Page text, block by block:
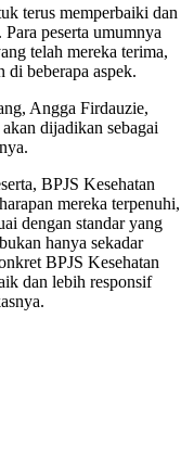
terus memperbaiki dan
peserta umumnya
telah mereka terima,
di beberapa aspek.
Angga Firdauzie,
dijadikan sebagai
BPJS Kesehatan
mereka terpenuhi,
dengan standar yang
hanya sekadar
BPJS Kesehatan
dan lebih responsif